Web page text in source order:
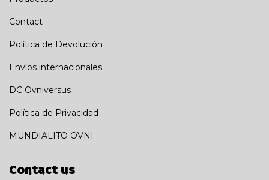
Contact
Política de Devolución
Envíos internacionales
DC Ovniversus
Política de Privacidad
MUNDIALITO OVNI
Contact us